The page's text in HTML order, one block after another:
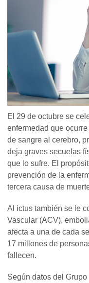
El 29 de octubre se
enfermedad que
de sangre al cerebro,
deja graves secuelas
que lo sufre. El
prevención de la
tercera causa de
Al ictus también se le
Vascular (ACV),
afecta a una de cada
17 millones de
fallecen.
Según datos del